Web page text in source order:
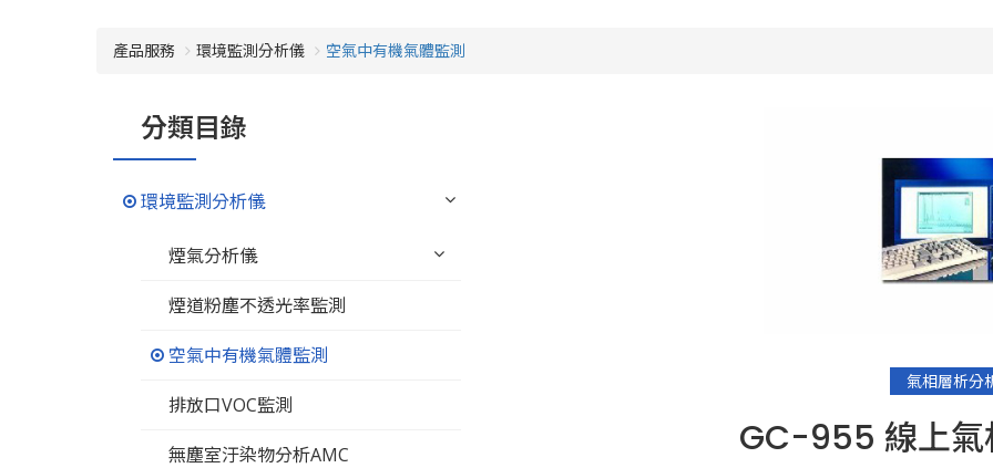
產品服務 環境監測分析儀 空氣中有機氣體監測
氣相層析分
GC-955 線上氣
分類目錄
環境監測分析儀
煙氣分析儀
煙道粉塵不透光率監測
空氣中有機氣體監測
排放口VOC監測
無塵室汙染物分析AMC